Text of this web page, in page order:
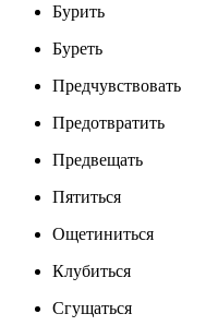
Бурить
Буреть
Предчувствовать
Предотвратить
Предвещать
Пятиться
Ощетиниться
Клубиться
Сгущаться